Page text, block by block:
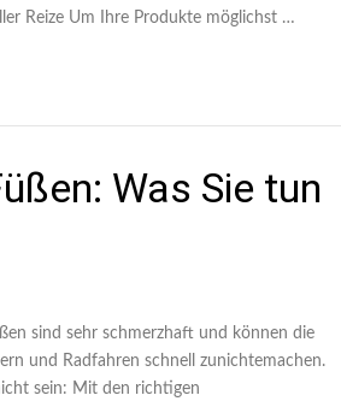
Reize Um Ihre Produkte möglichst …
Was Sie tun
sind sehr schmerzhaft und können die
und Radfahren schnell zunichtemachen.
sein: Mit den richtigen